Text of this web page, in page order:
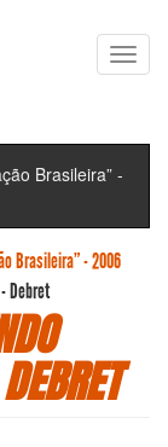
Brasileira” -
Brasileira” - 2006
Debret